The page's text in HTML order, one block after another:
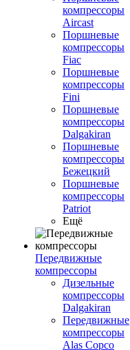
компрессоры
Aircast
Поршневые
компрессоры
Fiac
Поршневые
компрессоры
Fini
Поршневые
компрессоры
Dalgakiran
Поршневые
компрессоры
Бежецкий
Поршневые
компрессоры
Patriot
Ещё
Передвижные
компрессоры
Дизельные
компрессоры
Dalgakiran
Передвижные
компрессоры
Alas Copco